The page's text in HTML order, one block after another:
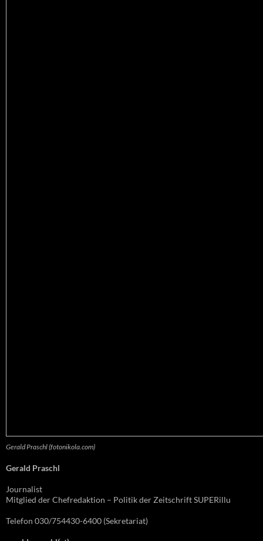
Gerald Praschl (fotonikola.com)
Gerald Praschl
Journalist
Mitglied der Chefredaktion – Politik der Zeitschrift SUPERillu
Telefon 030/754430-6400 (Sekretariat)